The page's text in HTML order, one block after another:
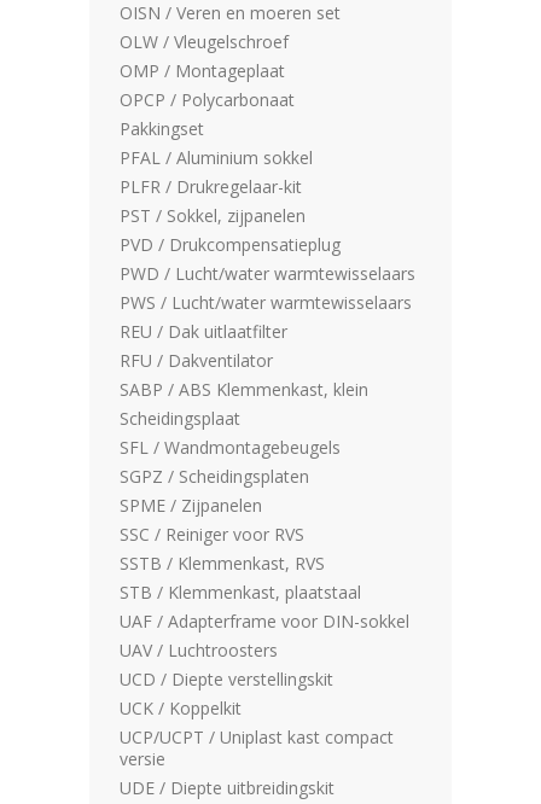
OISN / Veren en moeren set
OLW / Vleugelschroef
OMP / Montageplaat
OPCP / Polycarbonaat
Pakkingset
PFAL / Aluminium sokkel
PLFR / Drukregelaar-kit
PST / Sokkel, zijpanelen
PVD / Drukcompensatieplug
PWD / Lucht/water warmtewisselaars
PWS / Lucht/water warmtewisselaars
REU / Dak uitlaatfilter
RFU / Dakventilator
SABP / ABS Klemmenkast, klein
Scheidingsplaat
SFL / Wandmontagebeugels
SGPZ / Scheidingsplaten
SPME / Zijpanelen
SSC / Reiniger voor RVS
SSTB / Klemmenkast, RVS
STB / Klemmenkast, plaatstaal
UAF / Adapterframe voor DIN-sokkel
UAV / Luchtroosters
UCD / Diepte verstellingskit
UCK / Koppelkit
UCP/UCPT / Uniplast kast compact
versie
UDE / Diepte uitbreidingskit